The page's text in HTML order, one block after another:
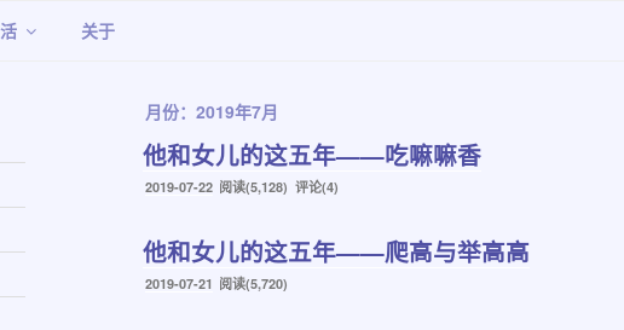
关于
月份：2019年7月
他和女儿的这五年——吃嘛嘛香
发
2019-07-22 阅读(5,128) 评论(4)
他和女儿的这五年——爬高与举高高
发
2019-07-21 阅读(5,720)